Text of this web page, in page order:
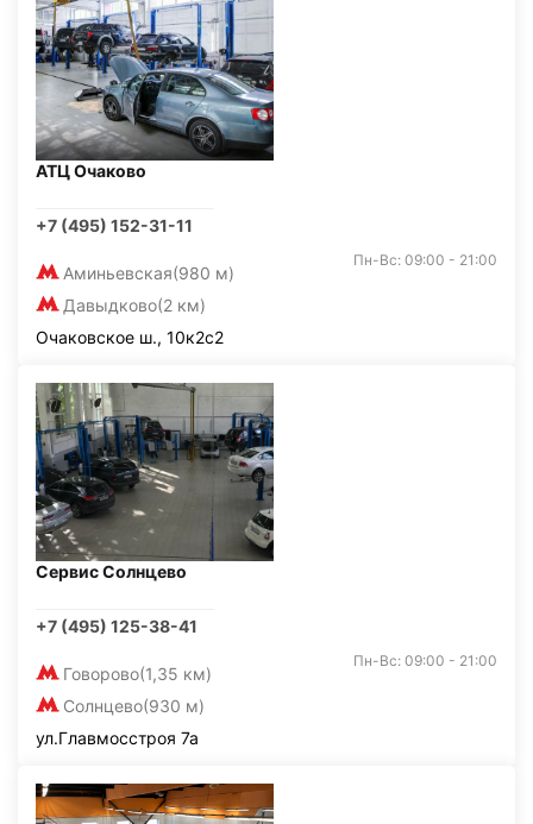
АТЦ Очаково
+7 (495) 152-31-11
Аминьевская(980 м)
Давыдково(2 км)
Пн-Вс: 09:00 - 21:00
Очаковское ш., 10к2с2
Сервис Солнцево
+7 (495) 125-38-41
Говорово(1,35 км)
Солнцево(930 м)
Пн-Вс: 09:00 - 21:00
ул.Главмосстроя 7а